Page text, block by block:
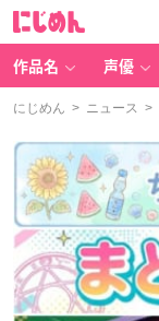
作品名 声優
にじめん > ニュース >